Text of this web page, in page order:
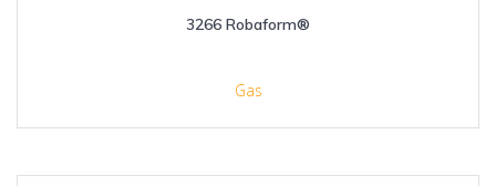
3266 Robaform®
Gas